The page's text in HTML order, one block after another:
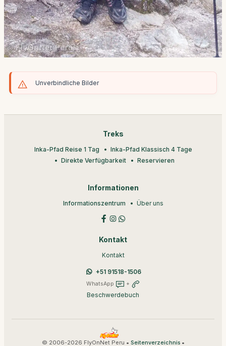
Unverbindliche Bilder
Treks
Inka-Pfad Reise 1 Tag
Inka-Pfad Klassisch 4 Tage
Direkte Verfügbarkeit
Reservieren
Informationen
Informationszentrum Über uns
Kontakt
Kontakt
+51 91518-1506
WhatsApp +
Beschwerdebuch
© 2006-2026 FlyOnNet Peru • Seitenverzeichnis•